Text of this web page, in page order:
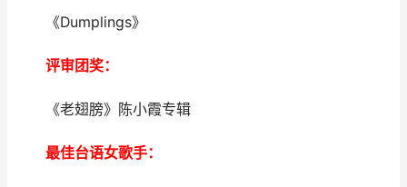
《Dumplings》
评审团奖：
《老翅膀》陈小霞专辑
最佳台语女歌手：